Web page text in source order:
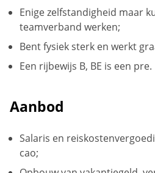
Enige zelfstandigheid maar
teamverband werken;
Bent fysiek sterk en werkt
Een rijbewijs B, BE is een pre.
Aanbod
Salaris en
cao;